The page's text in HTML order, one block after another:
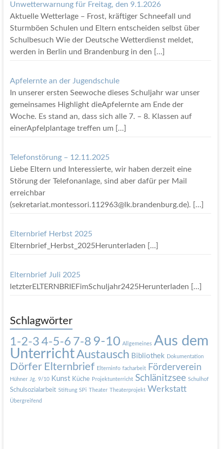
Unwetterwarnung für Freitag, den 9.1.2026
Aktuelle Wetterlage – Frost, kräftiger Schneefall und
Sturmböen Schulen und Eltern entscheiden selbst über
Schulbesuch Wie der Deutsche Wetterdienst meldet,
werden in Berlin und Brandenburg in den
[…]
Apfelernte an der Jugendschule
In unserer ersten Seewoche dieses Schuljahr war unser
gemeinsames Highlight dieApfelernte am Ende der
Woche. Es stand an, dass sich alle 7. – 8. Klassen auf
einerApfelplantage treffen um
[…]
Telefonstörung – 12.11.2025
Liebe Eltern und Interessierte, wir haben derzeit eine
Störung der Telefonanlage, sind aber dafür per Mail
erreichbar
(sekretariat.montessori.112963@lk.brandenburg.de). […]
Elternbrief Herbst 2025
Elternbrief_Herbst_2025Herunterladen […]
Elternbrief Juli 2025
letzterELTERNBRIEFimSchuljahr2425Herunterladen […]
Schlagwörter
1-2-3 4-5-6 7-8 9-10 Allgemeines Aus dem
UnterrichtAustausch Bibliothek Dokumentation
Dörfer Elternbrief Elterninfo facharbeit Förderverein
Hühner Jg. 9/10 Kunst Küche Projektunterricht Schlänitzsee Schulhof
Schulsozialarbeit Stiftung SPi Theater Theaterprojekt Werkstatt
Übergreifend